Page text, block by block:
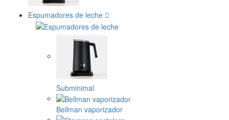
Espumadores de leche
Subminimal
Bellman vaporizador